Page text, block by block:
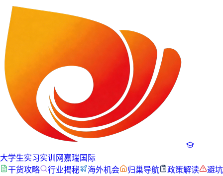
大学生实习实训网嘉瑞国际
干货攻略
行业揭秘 海外机会 归巢导航 政策解读
避坑